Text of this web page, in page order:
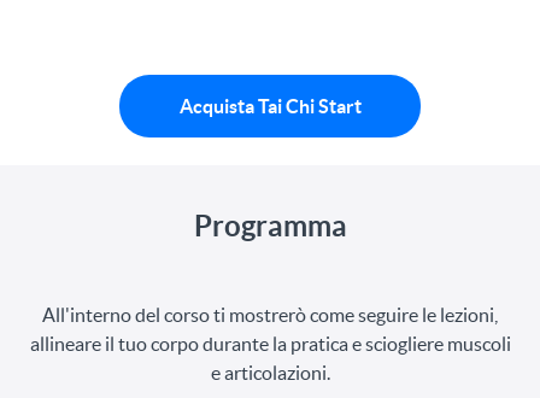
Acquista Tai Chi Start
Programma
All'interno del corso ti mostrerò come seguire le lezioni,
allineare il tuo corpo durante la pratica e sciogliere muscoli
e articolazioni.